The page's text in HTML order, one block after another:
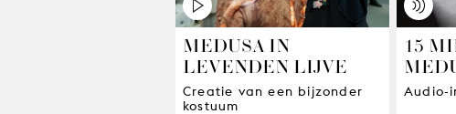
MEDUSA IN
LEVENDEN LIJVE
Creatie van een bijzonder
kostuum
15
Audio-